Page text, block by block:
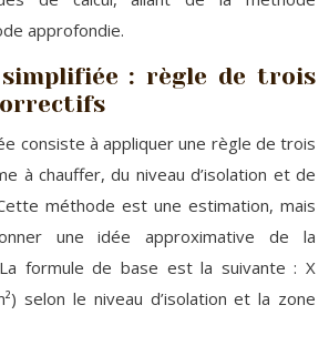
approfondie.
: règle de trois
consiste à appliquer une règle de trois
à chauffer, du niveau d’isolation et de
méthode est une estimation, mais
une idée approximative de la
formule de base est la suivante : X
selon le niveau d’isolation et la zone